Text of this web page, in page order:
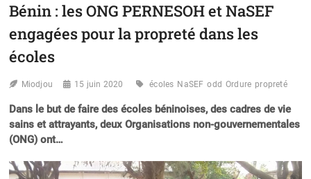
Bénin : les ONG PERNESOH et NaSEF
engagées pour la propreté dans les
écoles
Miodjou 15 juin 2020 écoles NaSEF odd Ordure propreté
Dans le but de faire des écoles béninoises, des cadres de vie
sains et attrayants, deux Organisations non-gouvernementales
(ONG) ont…